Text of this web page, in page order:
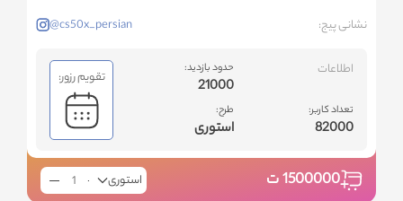
نشانی پیج: @cs50x_persian
اطلاعات
تعداد کاربر:
82000
حدود بازدید:
21000
طرح:
استوری
تقویم رزور:
1500000ت استوری